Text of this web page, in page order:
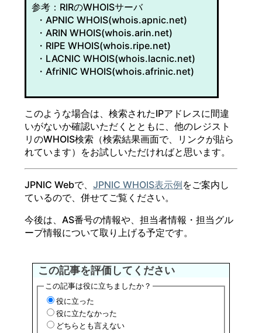
参考：RIRのWHOISサーバ
・APNIC WHOIS(whois.apnic.net)
・ARIN WHOIS(whois.arin.net)
・RIPE WHOIS(whois.ripe.net)
・LACNIC WHOIS(whois.lacnic.net)
・AfriNIC WHOIS(whois.afrinic.net)
このような場合は、検索されたIPアドレスに間違
いがないか確認いただくとともに、他のレジスト
リのWHOIS検索（検索結果画面で、リンクが貼ら
れています）をお試しいただければと思います。
JPNIC Webで、 JPNIC WHOIS表示例をご案内し
ているので、併せてご覧ください。
今後は、AS番号の情報や、担当者情報・担当グル
ープ情報について取り上げる予定です。
この記事を評価してください
この記事は役に立ちましたか？
役に立った
役に立たなかった
どちらとも言えない